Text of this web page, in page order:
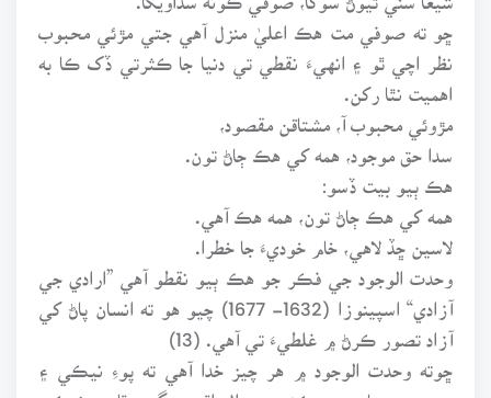
ڇو ته صوفي مت هڪ اعليٰ منزل آهي جتي مڙئي محبوب
نظر اچي ٿو ۽ انهيءَ نقطي تي دنيا جا ڪثرتي ڏک ڪا به
اهميت نٿا رکن.
مڙوئي محبوب آ، مشتاقن مقصود،
سدا حق موجود، همه کي هڪ ڄاڻ تون.
هڪ ٻيو بيت ڏسو:
همه کي هڪ ڄاڻ تون، همه هڪ آهي.
لاسين ڇڏ لاهي، خام خوديءَ جا خطرا.
وحدت الوجود جي فڪر جو هڪ ٻيو نقطو آهي ”ارادي جي
آزادي“ اسپينوزا (1632- 1677) چيو هو ته انسان پاڻ کي
آزاد تصور ڪرڻ ۾ غلطيءَ تي آهي. (13)
ڇوته وحدت الوجود ۾ هر چيز خدا آهي ته پوءِ نيڪي ۽
بديءَ جي باري ۾ ڪئين سوال اٿي سگهن ٿا. ۽ نيڪي